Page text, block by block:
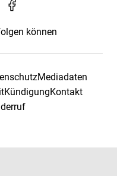
können
Mediadaten
KündigungKontakt